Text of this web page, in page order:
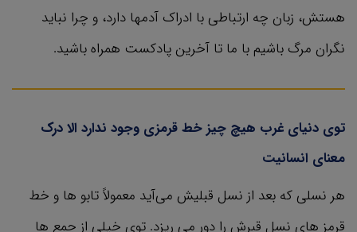
هستش، زبان چه ارتباطی با ادراک آدمها دارد، و چرا نباید
نگران مرگ باشیم با ما تا آخرین پادکست همراه باشید.
توی دنیای غرب هیچ چیز خط قرمزی وجود ندارد الا درک
معنای انسانیت
هر نسلی که بعد از نسل قبلیش می‌آید معمولاً تابو ها و خط
قرمز های نسل قبرش را دور می ریزد. توی خیلی از جمع ها